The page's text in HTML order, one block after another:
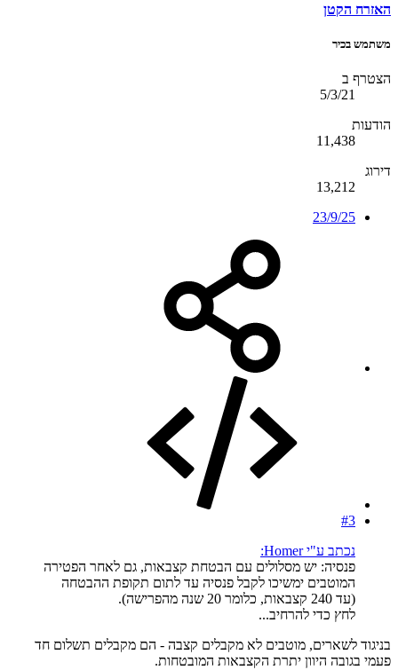
האזרח הקטן
משתמש בכיר
הצטרף ב
5/3/21
הודעות
11,438
דירוג
13,212
23/9/25
#3
נכתב ע"י Homer:
פנסיה: יש מסלולים עם הבטחת קצבאות, גם לאחר הפטירה
המוטבים ימשיכו לקבל פנסיה עד לתום תקופת ההבטחה
(עד 240 קצבאות, כלומר 20 שנה מהפרישה).
לחץ כדי להרחיב...
בניגוד לשארים, מוטבים לא מקבלים קצבה - הם מקבלים תשלום חד
פעמי בגובה היוון יתרת הקצבאות המובטחות.